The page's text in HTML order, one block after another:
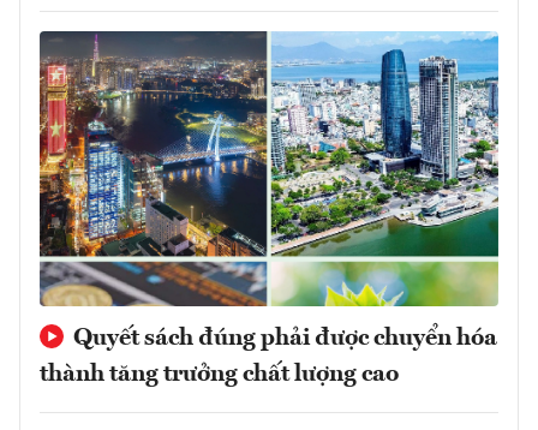
Quyết sách đúng phải được chuyển hóa
thành tăng trưởng chất lượng cao